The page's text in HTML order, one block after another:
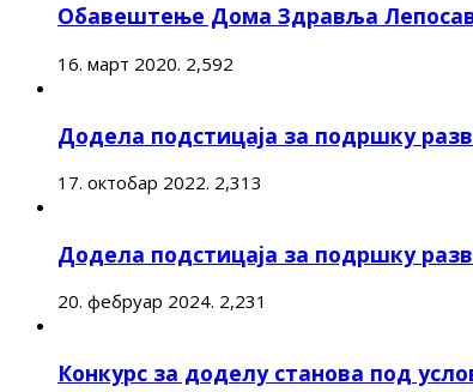
Обавештење Дома Здравља
16. март 2020. 2,592
Додела подстицаја за подршку
17. октобар 2022. 2,313
Додела подстицаја за подршку
20. фебруар 2024. 2,231
Конкурс за доделу станова под